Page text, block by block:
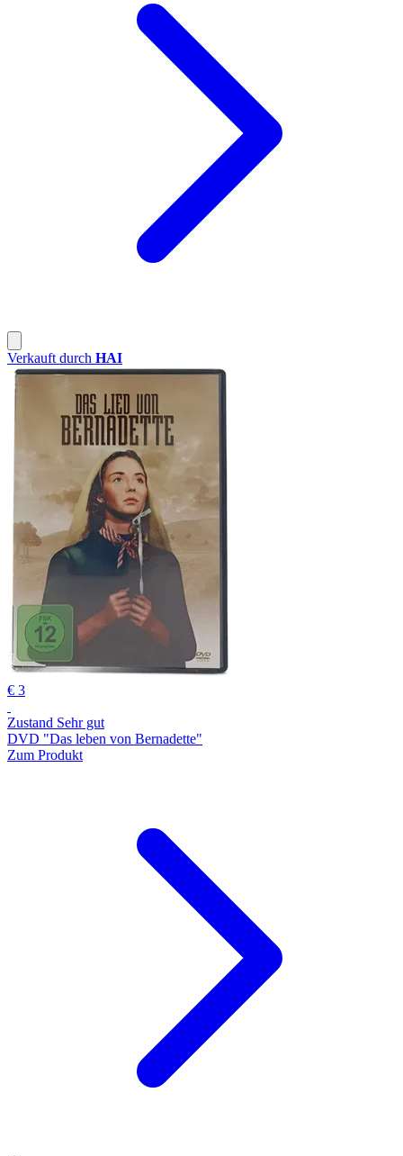
Verkauft durch HAI
€ 3
Zustand Sehr gut
DVD "Das leben von Bernadette"
Zum Produkt